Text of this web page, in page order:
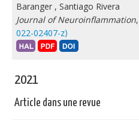
Baranger , Santiago Rivera
Journal of Neuroinflammation
022-02407-z⟩
2021
Article dans une revue